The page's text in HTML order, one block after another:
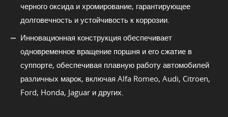
черного оксида и хромирование, гарантирующее
долговечность и устойчивость к коррозии.
Инновационная конструкция обеспечивает
одновременное вращение поршня и его сжатие в
суппорте, обеспечивая плавную работу автомобилей
различных марок, включая Alfa Romeo, Audi, Citroen,
Ford, Honda, Jaguar и других.